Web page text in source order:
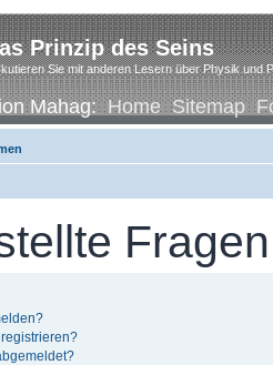
Prinzip des Seins
Sie mit anderen Lesern über Physik und
Mahag:Home Sitemap
Fragen